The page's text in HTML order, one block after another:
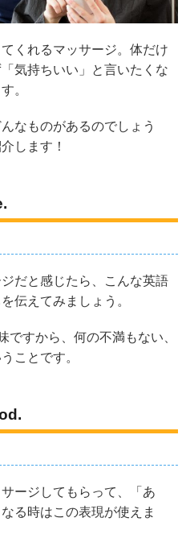
くれるマッサージ。体だけ
気持ちいい」と言いたくな
。
なものがあるのでしょう
します！
だと感じたら、こんな英語
伝えてみましょう。
ですから、何の不満もない、
ことです。
ージしてもらって、「あ
る時はこの表現が使えま